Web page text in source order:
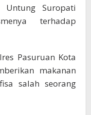
Untung Suropati
terhadap
Pasuruan Kota
makanan
salah seorang